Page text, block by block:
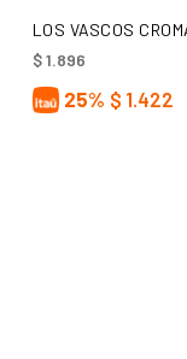
LOS VASCOS
$1.896
25% $ 1.422